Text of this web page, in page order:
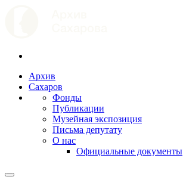
Архив
Сахаров
Фонды
Публикации
Музейная экспозиция
Письма депутату
О нас
Официальные документы